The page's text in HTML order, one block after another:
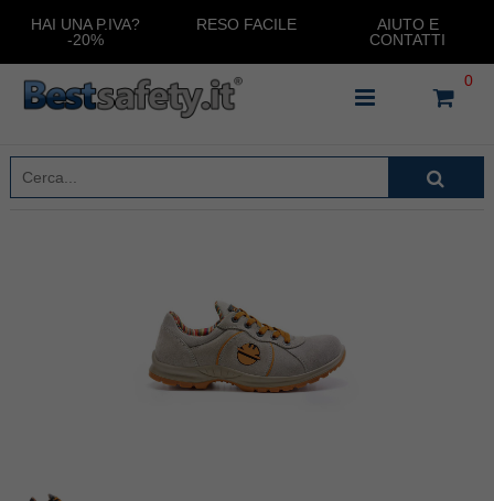
HAI UNA P.IVA?
-20%
RESO FACILE
AIUTO E
CONTATTI
0
CERCANDO